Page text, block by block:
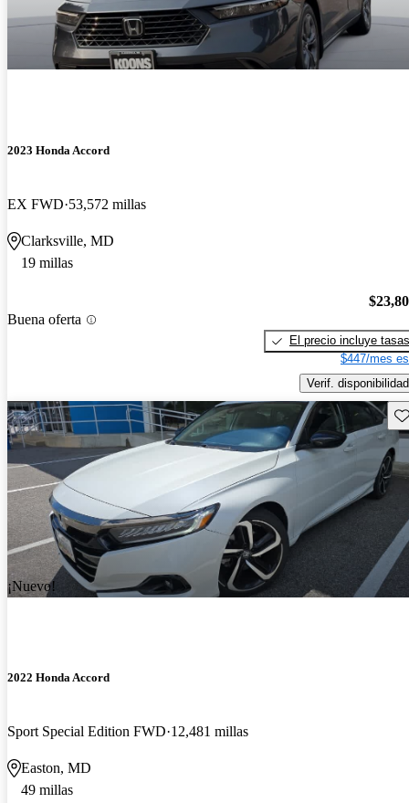
2023 Honda Accord
EX FWD 53,572 millas
Clarksville, MD
19 millas
Buena oferta
El precio incluye tasas
$447/mes
Verif. disponibilidad
¡Nuevo!
2022 Honda Accord
Sport Special Edition FWD 12,481 millas
Easton, MD
49 millas